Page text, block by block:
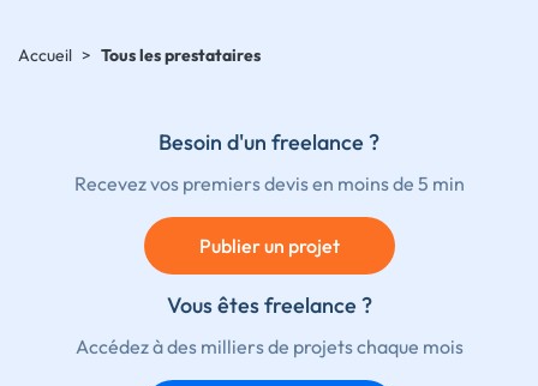
Accueil > Tous les prestataires
Besoin d'un freelance ?
Recevez vos premiers devis en moins de 5 min
Publier un projet
Vous êtes freelance ?
Accédez à des milliers de projets chaque mois